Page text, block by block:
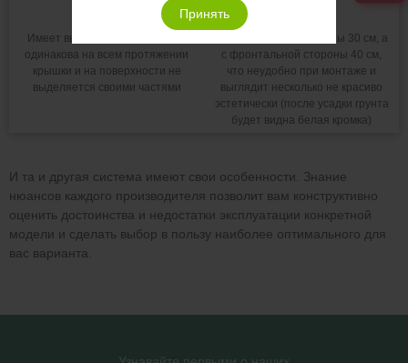
Высота крышки
Имеет высоту в 20 см, которая
одинакова на всем протяжении
крышки и на поверхности не
выделяется своими частями
Высота верха горловины 30 см, а
с фронтальной стороны 40 см,
что неудобно при монтаже и
выглядит несколько не красиво
эстетически (после усадки грунта
будет видна белая кромка)
И та и другая система имеют свои особенности. Знание
нюансов каждого производителя позволит вам конструктивно
оценить достоинства и недостатки эксплуатации конкретной
модели и сделать выбор в пользу наиболее оптимального для
вас варианта.
Принять